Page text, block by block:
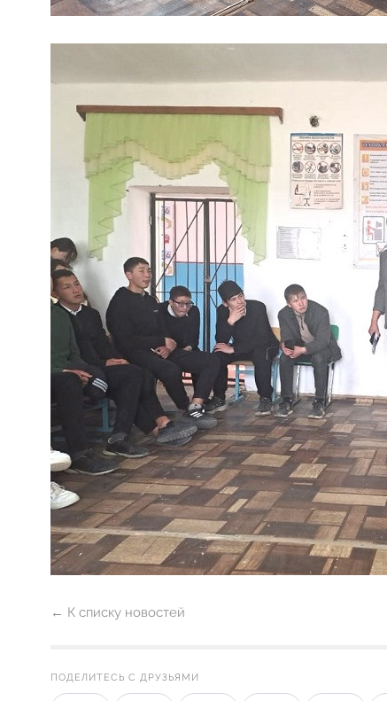
← К списку новостей
ПОДЕЛИТЕСЬ С ДРУЗЬЯМИ